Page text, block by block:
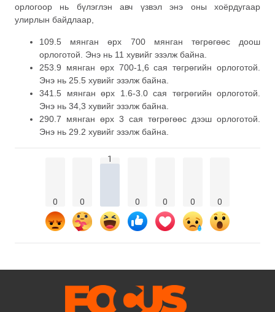
орлогоор нь бүлэглэн авч үзвэл энэ оны хоёрдугаар
улирлын байдлаар,
109.5 мянган өрх 700 мянган төгрөгөөс доош
орлоготой. Энэ нь 11 хувийг эзэлж байна.
253.9 мянган өрх 700-1,6 сая төгрөгийн орлоготой.
Энэ нь 25.5 хувийг эзэлж байна.
341.5 мянган өрх 1.6-3.0 сая төгрөгийн орлоготой.
Энэ нь 34,3 хувийг эзэлж байна.
290.7 мянган өрх 3 сая төгрөгөөс дээш орлоготой.
Энэ нь 29.2 хувийг эзэлж байна.
0 0
1
0 0 0 0